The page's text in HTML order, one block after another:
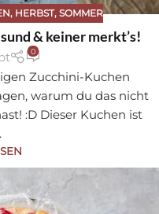
, HERBST, SOMMER
& keiner merkt’s!
0
Zucchini-Kuchen
warum du das nicht
:D Dieser Kuchen ist